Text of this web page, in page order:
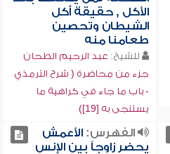
الأكل , حقيقة أكل
الشيطان وتحصين
طعامنا منه
للشيخ: عبد الرحيم الطحان
جزء من محاضرة ( شرح الترمذي
- باب ما جاء في كراهية ما
يستنجى به [19])
الفهرس:الأعمش
يحضر زاوجاً بين الإنس